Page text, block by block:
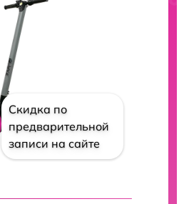
Скидка по
предварительной
записи на сайте